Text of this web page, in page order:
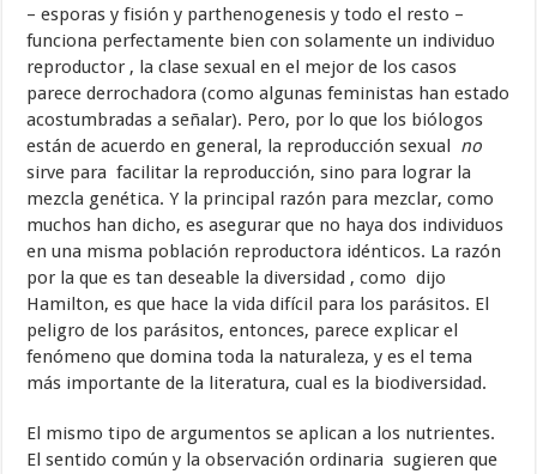
– esporas y fisión y parthenogenesis y todo el resto –
funciona perfectamente bien con solamente un individuo
reproductor , la clase sexual en el mejor de los casos
parece derrochadora (como algunas feministas han estado
acostumbradas a señalar). Pero, por lo que los biólogos
están de acuerdo en general, la reproducción sexual no
sirve para facilitar la reproducción, sino para lograr la
mezcla genética. Y la principal razón para mezclar, como
muchos han dicho, es asegurar que no haya dos individuos
en una misma población reproductora idénticos. La razón
por la que es tan deseable la diversidad , como dijo
Hamilton, es que hace la vida difícil para los parásitos. El
peligro de los parásitos, entonces, parece explicar el
fenómeno que domina toda la naturaleza, y es el tema
más importante de la literatura, cual es la biodiversidad.
El mismo tipo de argumentos se aplican a los nutrientes.
El sentido común y la observación ordinaria sugieren que